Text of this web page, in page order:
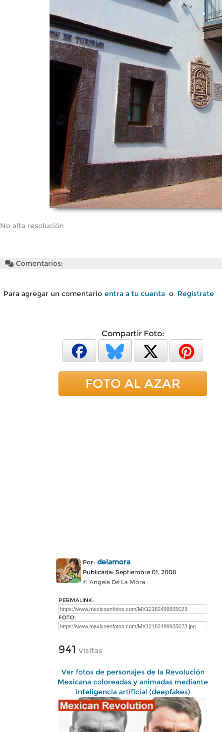
No alta resolución
Comentarios:
Para agregar un comentario entra a tu cuenta o Regístrate
Compartir Foto:
FOTO AL AZAR
Por: delamora
Publicada: Septiembre 01, 2008
© Angela De La Mora
PERMALINK:
FOTO:
941 visitas
Ver fotos de personajes de la Revolución
Mexicana coloreadas y animadas mediante
inteligencia artificial (deepfakes)